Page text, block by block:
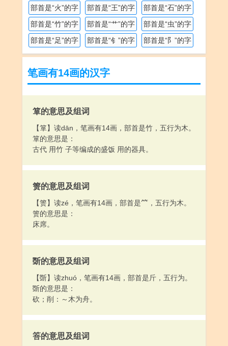
部首是“火”的字
部首是“王”的字
部首是“石”的字
部首是“竹”的字
部首是“艹”的字
部首是“虫”的字
部首是“足”的字
部首是“钅”的字 部首是“阝”的字
笔画有14画的汉字
箪的意思及组词
【箪】读dān，笔画有14画，部首是竹，五行为木。
箪的意思是：
古代 用竹 子等编成的盛饭 用的器具。
箦的意思及组词
【箦】读zé，笔画有14画，部首是⺮，五行为木。
箦的意思是：
床席。
斲的意思及组词
【斲】读zhuó，笔画有14画，部首是斤，五行为。
斲的意思是：
砍；削：～木为舟。
箁的意思及组词